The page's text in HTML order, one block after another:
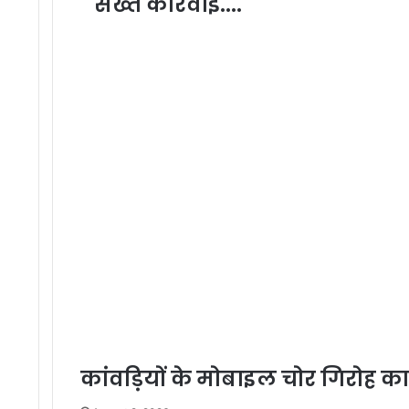
कांवड़ियों के मोबाइल चोर गिरोह